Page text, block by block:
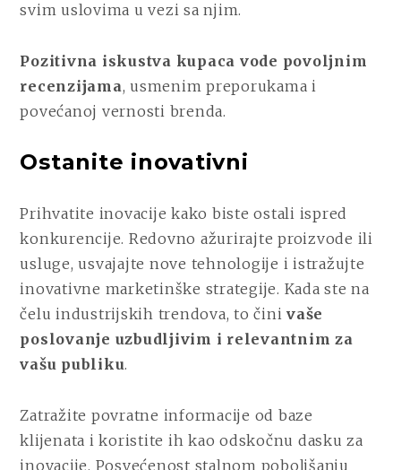
svim uslovima u vezi sa njim.
Pozitivna iskustva kupaca vode povoljnim
recenzijama, usmenim preporukama i
povećanoj vernosti brenda.
Ostanite inovativni
Prihvatite inovacije kako biste ostali ispred
konkurencije. Redovno ažurirajte proizvode ili
usluge, usvajajte nove tehnologije i istražujte
inovativne marketinške strategije. Kada ste na
čelu industrijskih trendova, to činivaše
poslovanje uzbudljivim i relevantnim za
vašu publiku.
Zatražite povratne informacije od baze
klijenata i koristite ih kao odskočnu dasku za
inovacije. Posvećenost stalnom poboljšanju